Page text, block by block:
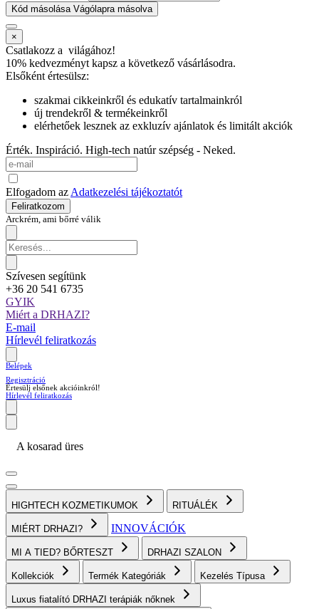
Kód másolása Vágólapra másolva
×
Csatlakozz a világához!
10% kedvezményt kapsz a következő vásárlásodra.
Elsőként értesülsz:
szakmai cikkeinkről és edukatív tartalmainkról
új trendekről & termékeinkről
elérhetőek lesznek az exkluzív ajánlatok és limitált akciók
Érték. Inspiráció. High-tech natúr szépség - Neked.
Elfogadom az Adatkezelési tájékoztatót
Feliratkozom
Arckrém, ami bőrré válik
Szívesen segítünk
+36 20 541 6735
GYIK
Miért a DRHAZI?
E-mail
Hírlevél feliratkozás
Belépek
Regisztráció
Értesülj elsőnek akcióinkról!
Hírlevél feliratkozás
A kosarad üres
HIGHTECH KOZMETIKUMOK RITUÁLÉK
MIÉRT DRHAZI? INNOVÁCIÓK
MI A TIED? BŐRTESZT DRHAZI SZALON
Kollekciók Termék Kategóriák Kezelés Típusa
Luxus fiatalító DRHAZI terápiák nőknek